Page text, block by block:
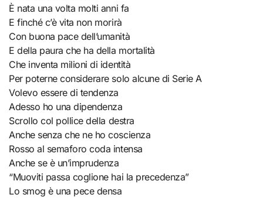
È nata una volta molti anni fa
E finché c’è vita non morirà
Con buona pace dell’umanità
E della paura che ha della mortalità
Che inventa milioni di identità
Per poterne considerare solo alcune di Serie A
Volevo essere di tendenza
Adesso ho una dipendenza
Scrollo col pollice della destra
Anche senza che ne ho coscienza
Rosso al semaforo coda intensa
Anche se è un’imprudenza
“Muoviti passa coglione hai la precеdenza”
Lo smog è una pece dеnsa